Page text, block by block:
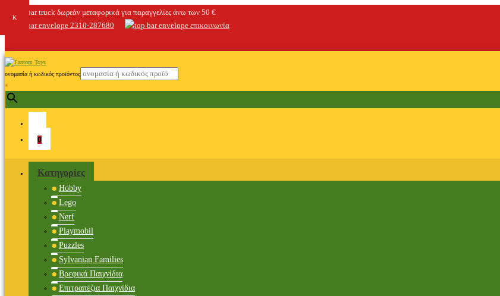
δωρεάν μεταφορικά για παραγγελίες άνω των 50 €
2310-287680
επικοινωνία
ονομασία ή κωδικός προϊόντος
×
0
Κατηγορίες
Hobby
Lego
Nerf
Playmobil
Puzzles
Sylvanian Families
Βρεφικά Παιχνίδια
Επιτραπέζια Παιχνίδια